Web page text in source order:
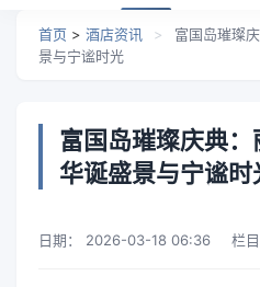
首页 > 酒店资讯 >
富国岛璀璨
景与宁谧时光
富国岛璀璨庆典
华诞盛景与宁谧时
日期： 2026-03-18 06:36 栏目